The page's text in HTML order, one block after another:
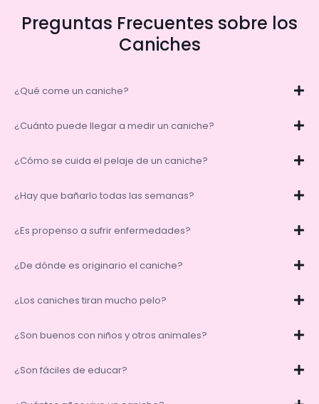
Preguntas Frecuentes sobre los
Caniches
¿Qué come un caniche?
¿Cuánto puede llegar a medir un caniche?
¿Cómo se cuida el pelaje de un caniche?
¿Hay que bañarlo todas las semanas?
¿Es propenso a sufrir enfermedades?
¿De dónde es originario el caniche?
¿Los caniches tiran mucho pelo?
¿Son buenos con niños y otros animales?
¿Son fáciles de educar?